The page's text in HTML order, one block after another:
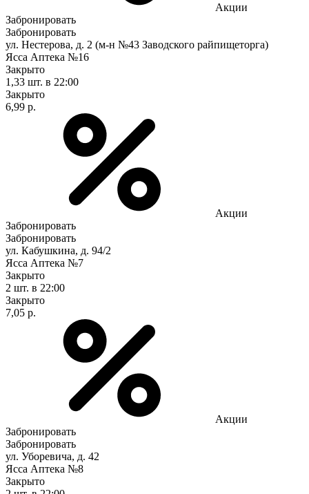
Акции
Забронировать
Забронировать
ул. Нестерова, д. 2 (м-н №43 Заводского райпищеторга)
Ясса Аптека №16
Закрыто
1,33 шт. в 22:00
Закрыто
6,99 р.
Акции
Забронировать
Забронировать
ул. Кабушкина, д. 94/2
Ясса Аптека №7
Закрыто
2 шт. в 22:00
Закрыто
7,05 р.
Акции
Забронировать
Забронировать
ул. Уборевича, д. 42
Ясса Аптека №8
Закрыто